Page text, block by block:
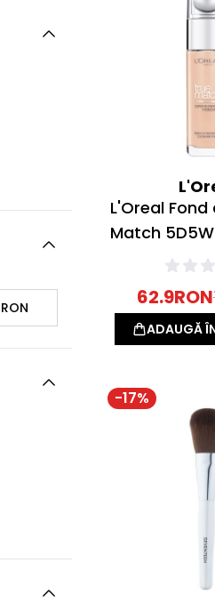
RON
L'Oreal Fond
Match
62.9RON
ADAUGĂ
-17%